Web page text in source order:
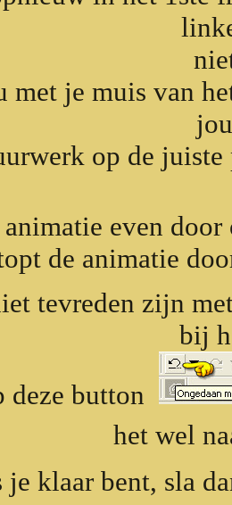
met je muis van
op de
even
de animatie
tevreden zijn
bij
button
het wel
je klaar bent, sla